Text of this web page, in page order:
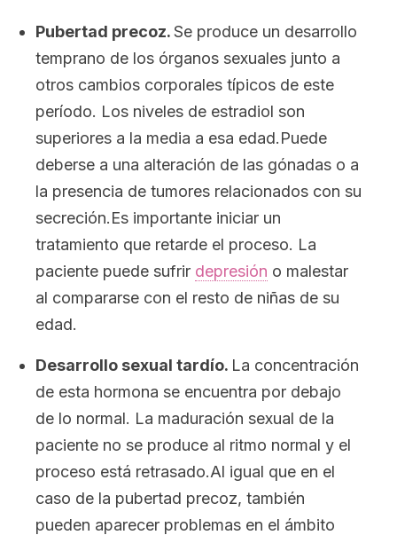
Pubertad precoz.Se produce un desarrollo
temprano de los órganos sexuales junto a
otros cambios corporales típicos de este
período. Los niveles de estradiol son
superiores a la media a esa edad.Puede
deberse a una alteración de las gónadas o a
la presencia de tumores relacionados con su
secreción.Es importante iniciar un
tratamiento que retarde el proceso. La
paciente puede sufrir depresión o malestar
al compararse con el resto de niñas de su
edad.
Desarrollo sexual tardío. La concentración
de esta hormona se encuentra por debajo
de lo normal. La maduración sexual de la
paciente no se produce al ritmo normal y el
proceso está retrasado.Al igual que en el
caso de la pubertad precoz, también
pueden aparecer problemas en el ámbito